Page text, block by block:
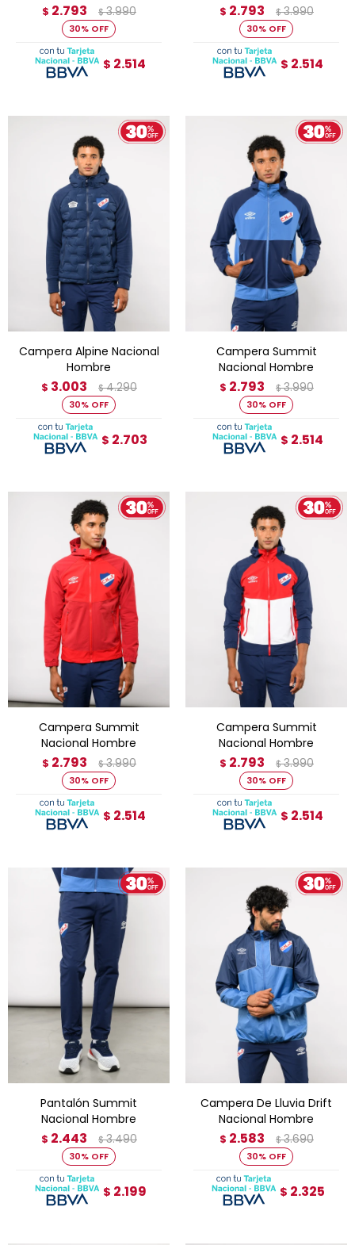
$ 2.793 $ 3.990
30
$ 2.514
$ 2.793 $ 3.990
30
$ 2.514
Campera Alpine Nacional
Hombre
$ 3.003 $ 4.290
30
$ 2.703
Campera Summit
Nacional Hombre
$ 2.793 $ 3.990
30
$ 2.514
Campera Summit
Nacional Hombre
$ 2.793 $ 3.990
30
$ 2.514
Campera Summit
Nacional Hombre
$ 2.793 $ 3.990
30
$ 2.514
Pantalón Summit
Nacional Hombre
$ 2.443 $ 3.490
30
$ 2.199
Campera De Lluvia Drift
Nacional Hombre
$ 2.583 $ 3.690
30
$ 2.325